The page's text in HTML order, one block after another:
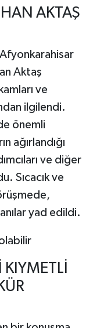
AKTAŞ
Aktaş
ve
ilgilendi.
önemli
ağırlandığı
ve diğer
Sıcacık ve
yad edildi.